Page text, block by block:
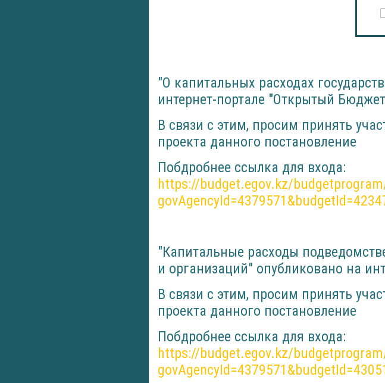
"О капитальных расходах
интернет-портале "Открытый
В связи с этим, просим принять
проекта данного постановление
Побдробнее ссылка для входа:
https://budget.egov.kz/
"Капитальные расходы
и организаций" опубликовано на
В связи с этим, просим принять
проекта данного постановление
Побдробнее ссылка для входа:
https://budget.egov.kz/